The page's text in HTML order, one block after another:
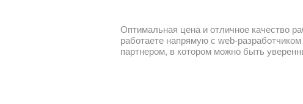
Оптимальная цена и отличное качество
работаете напрямую с web-
партнером, в котором можно быть